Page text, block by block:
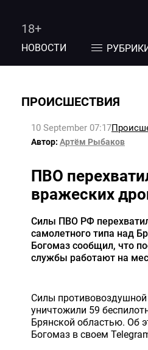
18+
НОВОСТИ
ПРОИСШЕСТВИЯ
10 September 07:17
Автор: Артём Рыбаков
ПВО
вражеских
Силы ПВО РФ
самолетного типа над
Богомаз сообщил, что
службы работают на
Силы
уничтожили 59
Брянской областью. Об
Богомаз в своем